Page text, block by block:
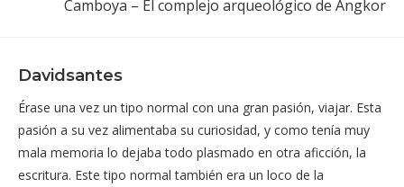
artículosCamboya – El complejo arqueológico de Angkor
Davidsantes
Érase una vez un tipo normal con una gran pasión, viajar. Esta
pasión a su vez alimentaba su curiosidad, y como tenía muy
mala memoria lo dejaba todo plasmado en otra aficción, la
escritura. Este tipo normal también era un loco de la